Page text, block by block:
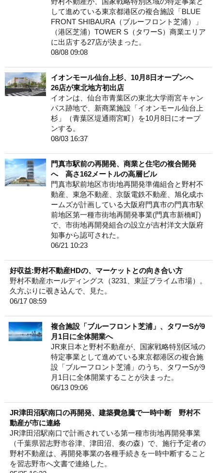
して進めている東京都港区の複合施設「BLUE
FRONT SHIBAURA（ブルーフロント芝浦）」
（港区芝浦）TOWER S（タワーS）商業エリア
に出店する27店が決まった。
08/08 09:08
イオンモール仙台上杉、10月8日オープンへ
26店が東北地方初出店
イオンは、仙台市青葉区の東北大学雨宮キャン
パス跡地で、新商業施設「イオンモール仙台上
杉」（青葉区堤通雨宮町）を10月8日にオープ
ンする。
08/03 16:37
門真市駅前の再開発、商業と住宅の複合開発
へ 高さ162メートルの高層ビル
門真市駅前地区市街地再開発準備組合と野村不
動産、東急不動産、京阪電鉄不動産、旭化成ホ
ームズが計画している大阪府門真市の門真市駅
前地区第一種市街地再開発事業(門真市新橋町)
で、市街地再開発組合の設立が吉村洋文大阪府
知事から認可された。
06/21 10:23
好収益:野村不動産HDの、マーケットとの向き合い方
野村不動産ホールディングス（3231、東証プライム市場）。
久方ぶりに覗き込んで、見た。
06/17 08:59
複合施設「ブルーフロント芝浦」、タワーSが9
月1日に全体開業へ
JR東日本と野村不動産が、国家戦略特別区域の
特定事業として進めている東京都港区の複合施
設「ブルーフロント芝浦」のうち、タワーSが9
月1日に全体開業することが決まった。
06/13 09:06
JR津田沼駅南口の再開発、建築費急騰で一時中断 野村不
動産が市に連絡
JR津田沼駅南口で計画されている第一種市街地再開発事業
（千葉県習志野市谷津、津田沼、奏の森）で、施行予定者の
野村不動産は、再開発事業の各種手続きを一時中断すること
を習志野市へ文書で連絡した。